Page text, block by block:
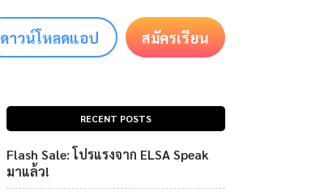
ดาวน์โหลดแอป สมัครเรียน
RECENT POSTS
Flash Sale: โปรแรงจาก ELSA Speak
มาแล้ว!